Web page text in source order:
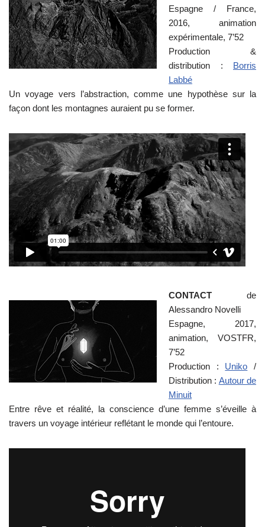
Espagne / France,
2016, animation
expérimentale, 7’52
Production &
distribution : Borris
Labbé
Un voyage vers l’abstraction, comme une hypothèse sur la
façon dont les montagnes auraient pu se former.
CONTACT de
Alessandro Novelli
Espagne, 2017,
animation, VOSTFR,
7’52
Production : Uniko /
Distribution : Autour de
Minuit
Entre rêve et réalité, la conscience d’une femme s’éveille à
travers un voyage intérieur reflétant le monde qui l’entoure.